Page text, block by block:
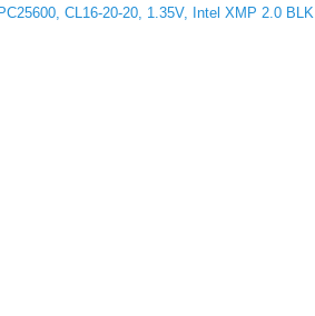
CL16-20-20, 1.35V, Intel XMP 2.0 BLK